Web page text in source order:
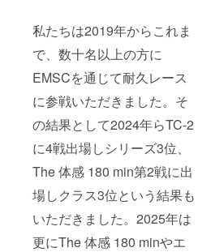
私たちは2019年からこれま
で、数十名以上の方に
EMSCを通じて耐久レース
に参戦いただきました。そ
の結果として2024年らTC-2
に4戦出場しシリーズ3位、
The 体感 180 min第2戦に出
場しクラス3位という結果も
いただきました。2025年は
更にThe 体感 180 minやエ